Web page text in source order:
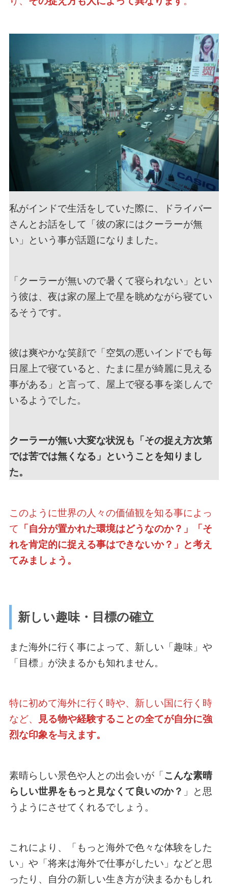
私がインドで生活をしていた際に、ドライバー
さんとお話をして「彼の家にはクーラーが無
い」という事が話題になりました。
「クーラーが無いので暑くて寝られない」とい
う彼は、夜は家の屋上で星を眺めながら寝てい
るそうです。
彼は爽やかな笑顔で「空気の悪いインドでも毎
日屋上で寝ていると、たまに星が綺麗に見える
事がある」と言って、屋上で寝る事を楽しんで
いるようでした。
クーラーが無い大変な状況も「その捉え方次第
では苦では無くなる」ということを知りまし
た。
このように世界の人々の価値観を知る事によっ
て 「自分が置かれた環境はどうなのか？」「そ
れを肯定的に捉える事はできないか？」と考え
てみましょう。
新しい趣味・目標の確立
また海外に行く事によって、新しい「趣味」や
「目標」が決まるかも知れません。
特に初めて海外に行く時や、新しい国に行く時
など、
見る物や経験することの全てが自分に強
烈な印象を与えます。
素晴らしい景色や人との出会いが「こんな素晴
らしい世界をもっと見なくて良いのか？ 」と思
うようにさせてくれるでしょう。
これにより、「もっと海外で色々な体験をした
い」や「将来は海外で仕事がしたい」などと思
ったり、自分の新しい生き方が決まるかもしれ